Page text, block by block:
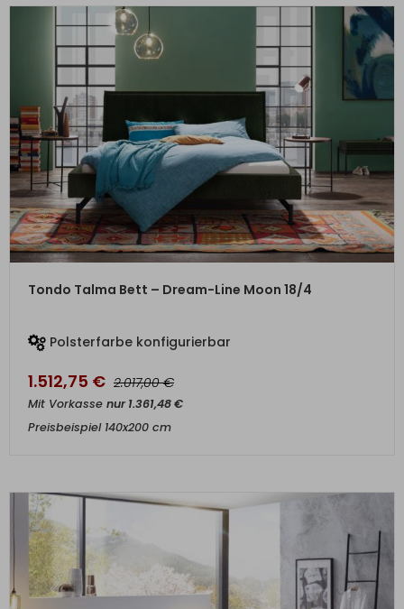
ZUM PRODUKT
Tondo Talma Bett – Dream-Line Moon 18/4
Polsterfarbe konfigurierbar
1.512,75 € 2.017,00€
Mit Vorkasse nur1.361,48€
Preisbeispiel 140x200 cm